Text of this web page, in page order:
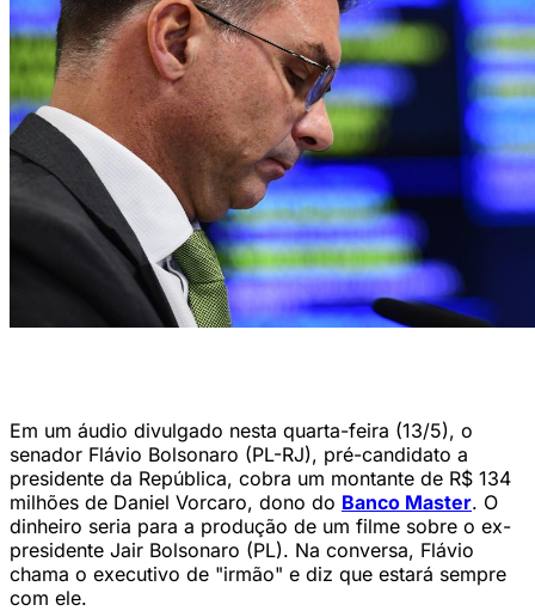
Em um áudio divulgado nesta quarta-feira (13/5), o
senador Flávio Bolsonaro (PL-RJ), pré-candidato a
presidente da República, cobra um montante de R$ 134
milhões de Daniel Vorcaro, dono do Banco Master. O
dinheiro seria para a produção de um filme sobre o ex-
presidente Jair Bolsonaro (PL). Na conversa, Flávio
chama o executivo de "irmão" e diz que estará sempre
com ele.